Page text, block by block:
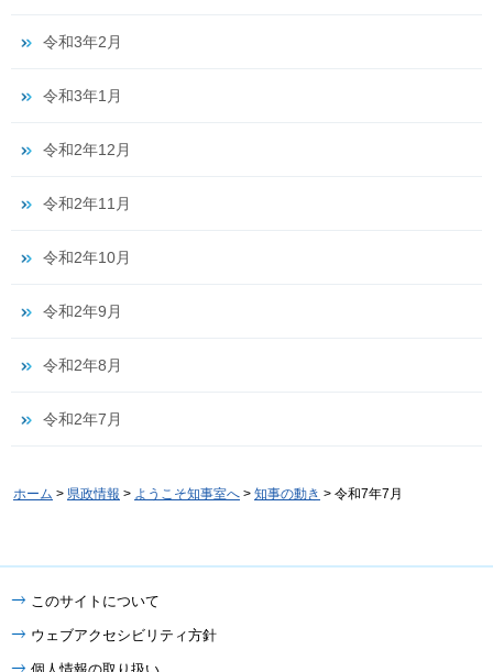
令和3年2月
令和3年1月
令和2年12月
令和2年11月
令和2年10月
令和2年9月
令和2年8月
令和2年7月
ホーム > 県政情報 > ようこそ知事室へ > 知事の動き > 令和7年7月
このサイトについて
ウェブアクセシビリティ方針